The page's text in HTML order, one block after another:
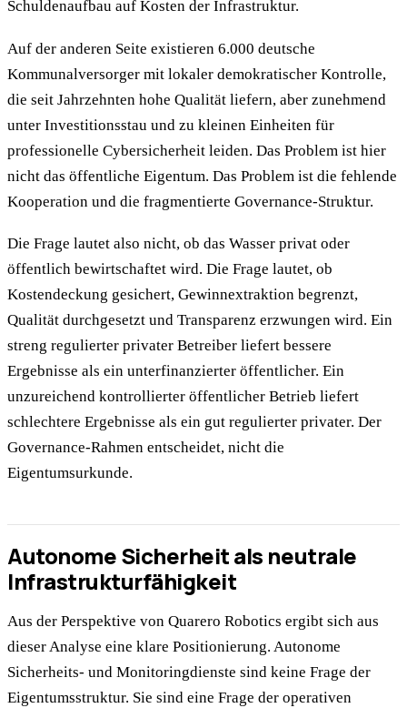
Schuldenaufbau auf Kosten der Infrastruktur.
Auf der anderen Seite existieren 6.000 deutsche
Kommunalversorger mit lokaler demokratischer Kontrolle,
die seit Jahrzehnten hohe Qualität liefern, aber zunehmend
unter Investitionsstau und zu kleinen Einheiten für
professionelle Cybersicherheit leiden. Das Problem ist hier
nicht das öffentliche Eigentum. Das Problem ist die fehlende
Kooperation und die fragmentierte Governance-Struktur.
Die Frage lautet also nicht, ob das Wasser privat oder
öffentlich bewirtschaftet wird. Die Frage lautet, ob
Kostendeckung gesichert, Gewinnextraktion begrenzt,
Qualität durchgesetzt und Transparenz erzwungen wird. Ein
streng regulierter privater Betreiber liefert bessere
Ergebnisse als ein unterfinanzierter öffentlicher. Ein
unzureichend kontrollierter öffentlicher Betrieb liefert
schlechtere Ergebnisse als ein gut regulierter privater. Der
Governance-Rahmen entscheidet, nicht die
Eigentumsurkunde.
Autonome Sicherheit als neutrale
Infrastrukturfähigkeit
Aus der Perspektive von Quarero Robotics ergibt sich aus
dieser Analyse eine klare Positionierung. Autonome
Sicherheits- und Monitoringdienste sind keine Frage der
Eigentumsstruktur. Sie sind eine Frage der operativen